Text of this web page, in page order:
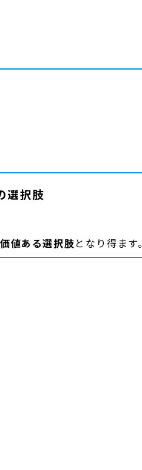
選択肢
値ある選択肢となり得ます。